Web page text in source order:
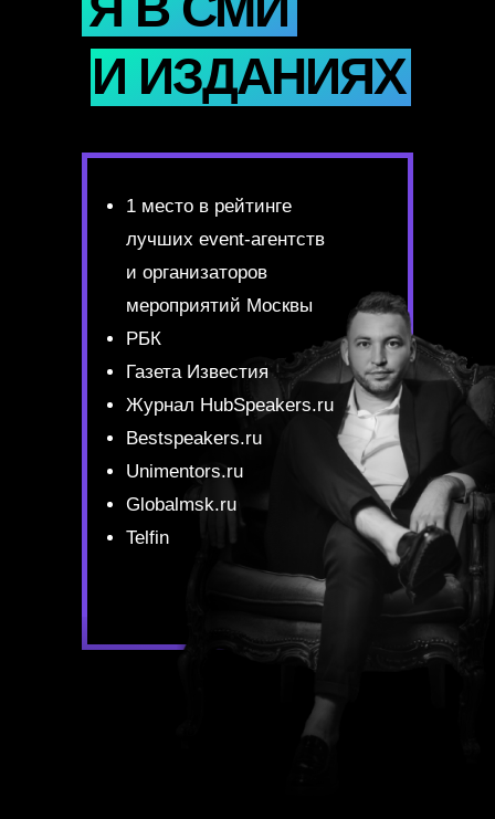
1 место в рейтинге
лучших event-агентств
и организаторов
мероприятий Москвы
РБК
Газета Известия
Журнал HubSpeakers.ru
Bestspeakers.ru
Unimentors.ru
Globalmsk.ru
Telfin
И ИЗДАНИЯХ